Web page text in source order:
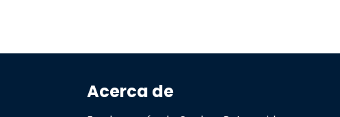
Acerca de